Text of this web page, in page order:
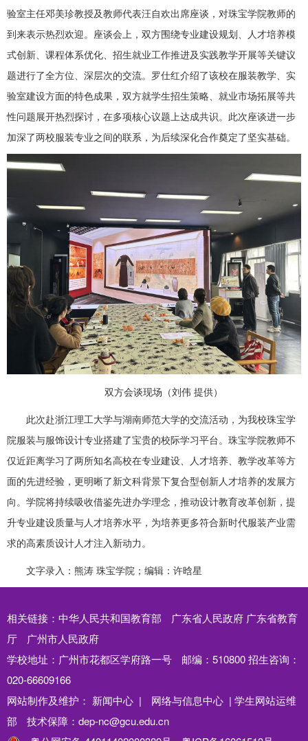
验室主任邓美珍教授及教师代表汪自欢出席座谈，对珠宝学院教师的
到来表示热烈欢迎。座谈会上，双方围绕专业建设规划、人才培养模
式创新、课程体系优化、招生就业工作推进及实践教学开展等关键议
题进行了全方位、深层次的交流。罗仕红介绍了该校在服装教学、实
验室建设方面的特色成果，双方就学生招生策略、就业市场拓展等共
性问题展开热烈探讨，在多项核心议题上达成共识。此次座谈进一步
加深了两校服装专业之间的联系，为后续深化合作奠定了坚实基础。
双方会谈现场（刘伟 提供）
此次赴浙江理工大学与湖南师范大学的交流活动，为我校珠宝学
院服装与服饰设计专业搭建了宝贵的校际学习平台。珠宝学院教师不
仅近距离学习了两所知名高校在专业建设、人才培养、教学改革等方
面的先进经验，更明晰了新文科背景下复合型创新人才培养的发展方
向。学院将持续吸收借鉴先进办学理念，推动设计教育改革创新，提
升专业建设质量与人才培养水平，为培养更多符合新时代服装产业需
求的高素质设计人才注入新动力。
文字录入：熊涛 珠宝学院；编辑：许晗星
相关链接： 中华人民共和国教育部 广东省人民政府 广东省教育
厅
广州市人民政府
学校地址：广州市花都区学府路一号
邮编：510800招生咨询：
020-66609166
网站制作及维护： 新闻中心 | 网络与信息中心 | 学生网站运维
部
技术保障：dep-nc@gcu.edu.cn